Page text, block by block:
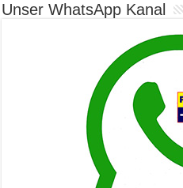
Unser WhatsApp Kanal